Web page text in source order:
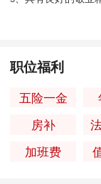
职位福利
五险一金
房补
加班费